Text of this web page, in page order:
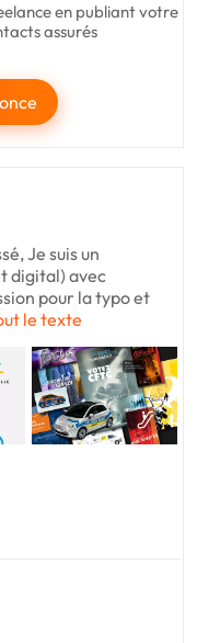
en publiant votre
assurés
Je suis un
digital) avec
pour la typo et
le texte